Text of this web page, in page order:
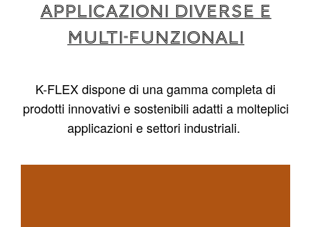
APPLICAZIONI DIVERSE E
MULTI-FUNZIONALI
K-FLEX dispone di una gamma completa di
prodotti innovativi e sostenibili adatti a molteplici
applicazioni e settori industriali.